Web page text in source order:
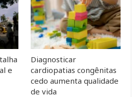
e
Diagnosticar
cardiopatias congênitas
cedo aumenta qualidade
de vida